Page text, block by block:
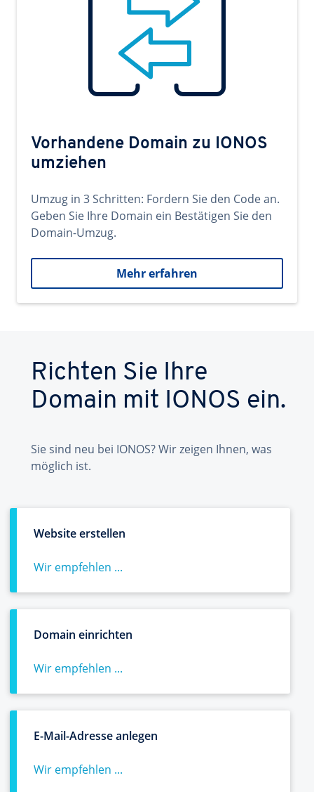
Vorhandene Domain zu IONOS
umziehen
Umzug in 3 Schritten: Fordern Sie den Code an.
Geben Sie Ihre Domain ein Bestätigen Sie den
Domain-Umzug.
Mehr erfahren
Richten Sie Ihre
Domain mit IONOS ein.
Sie sind neu bei IONOS? Wir zeigen Ihnen, was
möglich ist.
Website erstellen
Wir empfehlen ...
Domain einrichten
Wir empfehlen ...
E-Mail-Adresse anlegen
Wir empfehlen ...